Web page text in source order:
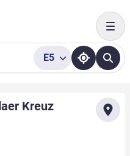
E5
Kreuz